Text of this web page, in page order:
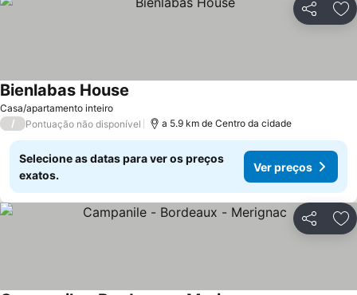
Partilhar
Casa/apartamento inteiro
Bienlabas House
/ Pontuação não disponível a 5.9 km de Centro da cidade
Selecione as datas para ver os preços
exatos.
Ver preços
Partilhar